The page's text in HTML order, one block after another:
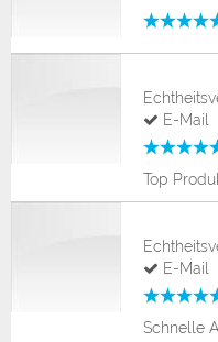
E-Mail
Top
E-Mail
Schnelle